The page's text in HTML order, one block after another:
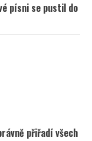
písni se pustil do
přiřadí všech